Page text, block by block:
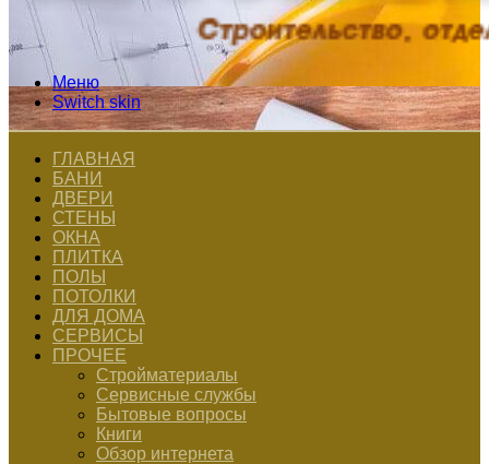
Меню
Switch skin
ГЛАВНАЯ
БАНИ
ДВЕРИ
СТЕНЫ
ОКНА
ПЛИТКА
ПОЛЫ
ПОТОЛКИ
ДЛЯ ДОМА
СЕРВИСЫ
ПРОЧЕЕ
Стройматериалы
Сервисные службы
Бытовые вопросы
Книги
Обзор интернета